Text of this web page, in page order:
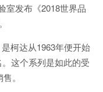
室发布《2018世界品
柯达从1963年便开始
这个系列是如此的受
。